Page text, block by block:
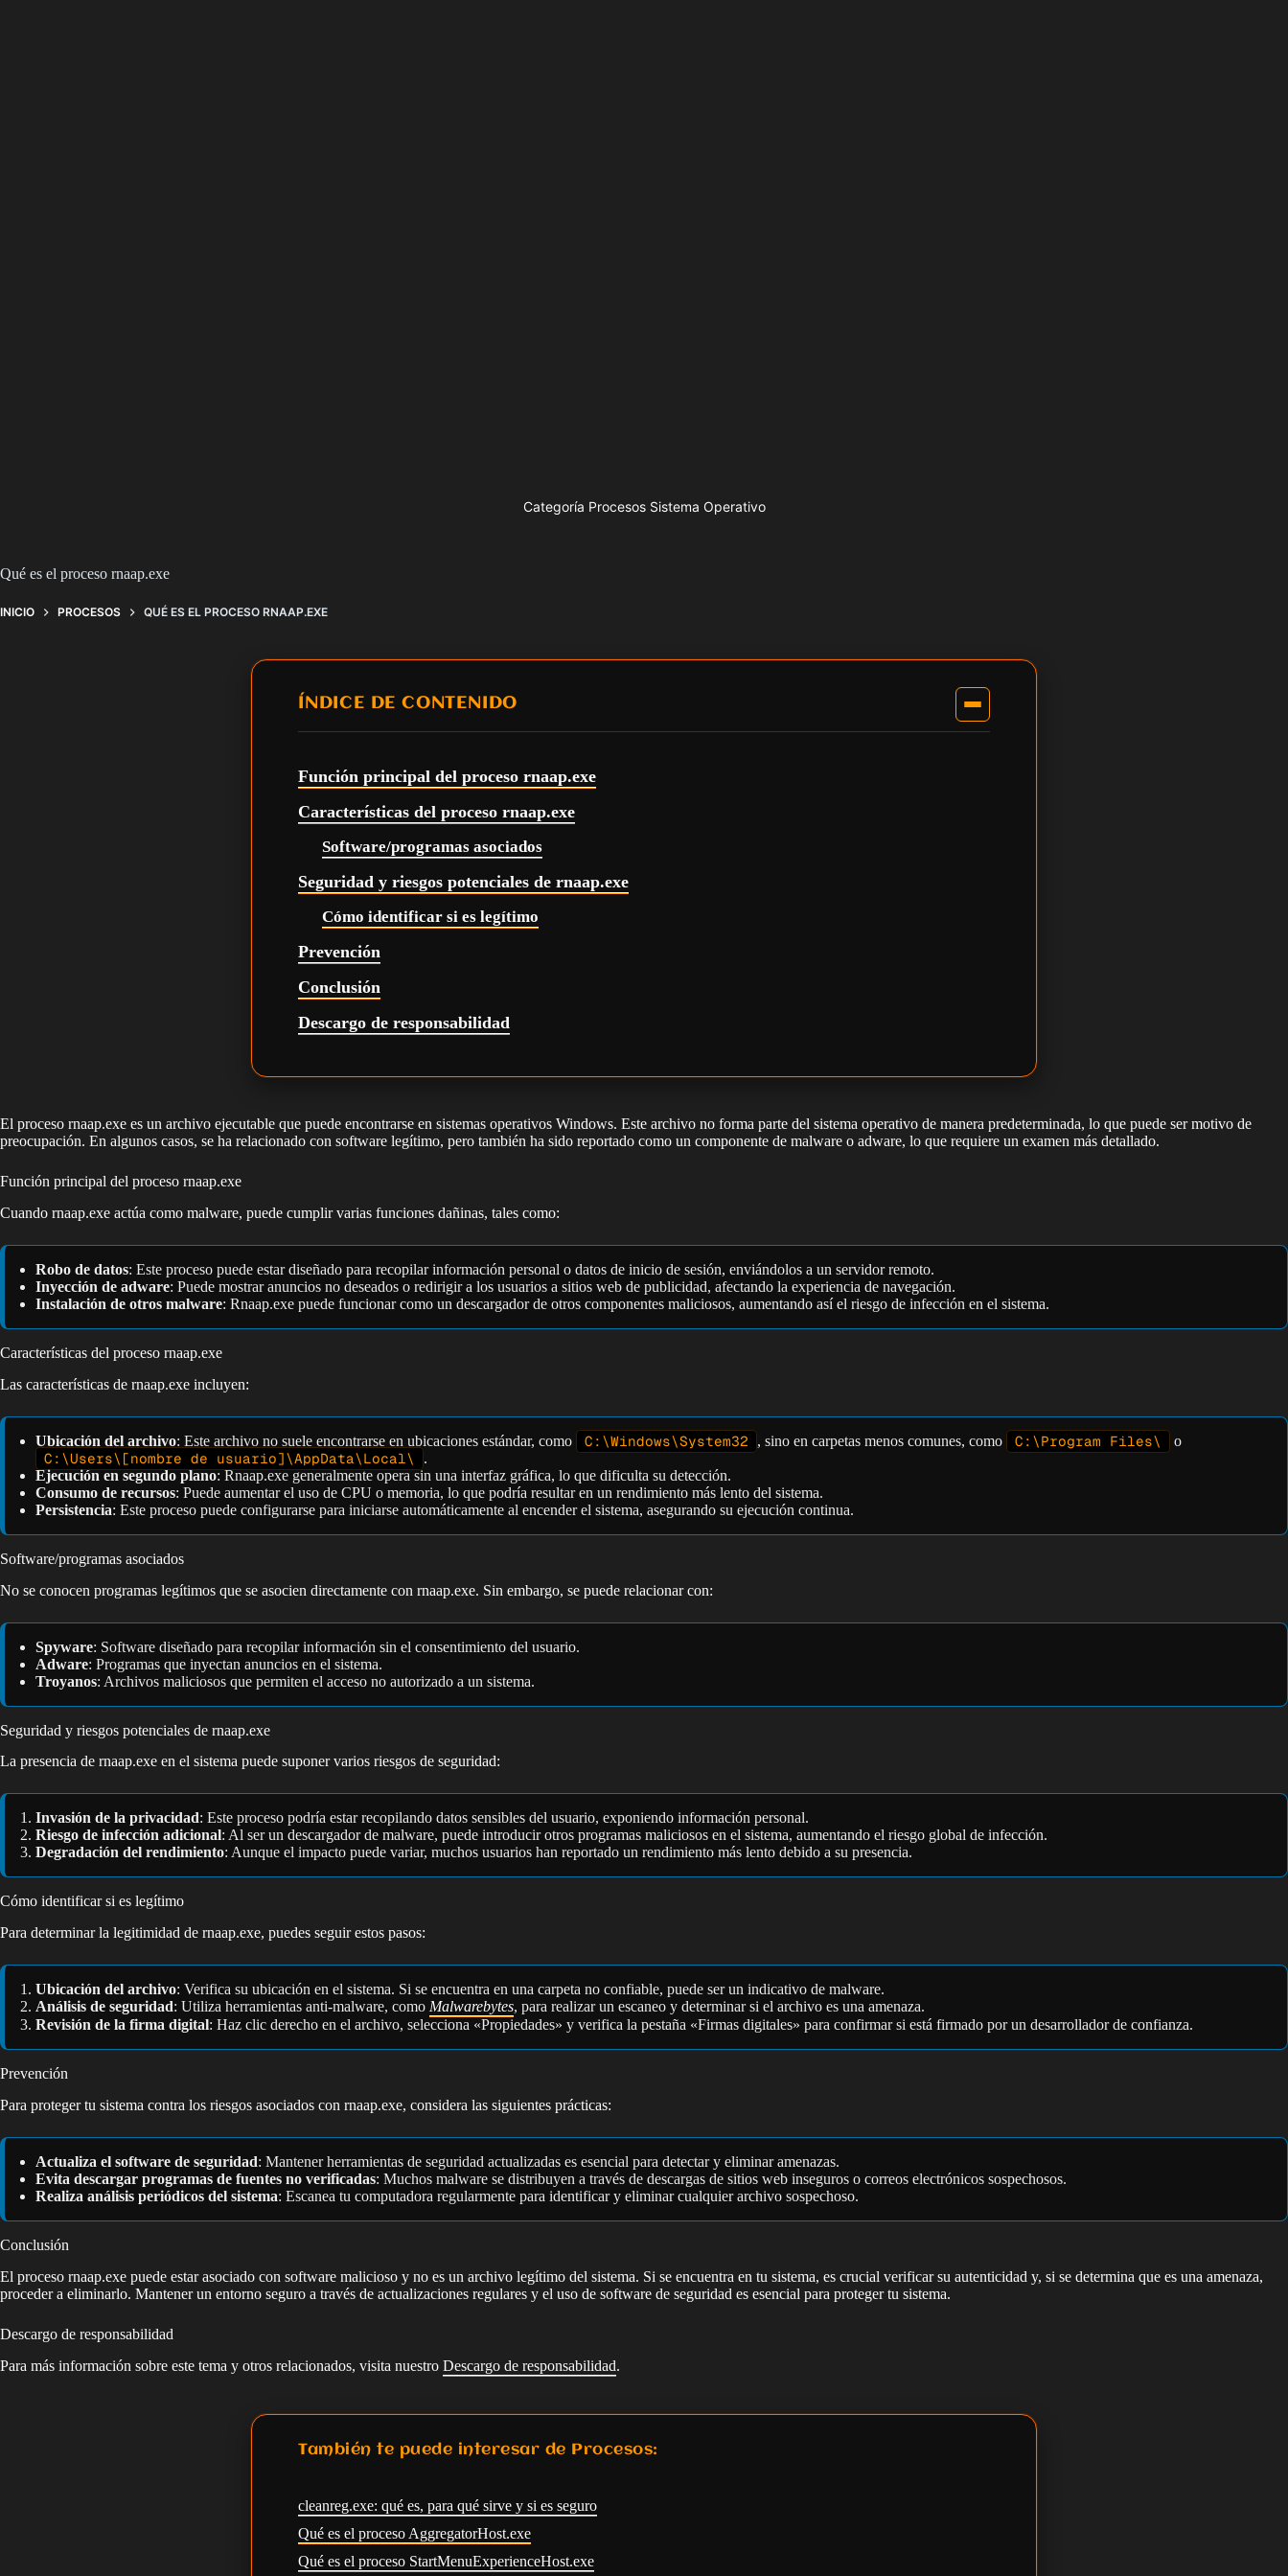
Categoría Procesos Sistema Operativo
Qué es el proceso rnaap.exe
INICIO PROCESOS QUÉ ES EL PROCESO RNAAP.EXE
ÍNDICE DE CONTENIDO
Función principal del proceso rnaap.exe
Características del proceso rnaap.exe
Software/programas asociados
Seguridad y riesgos potenciales de rnaap.exe
Cómo identificar si es legítimo
Prevención
Conclusión
Descargo de responsabilidad
El proceso rnaap.exe es un archivo ejecutable que puede encontrarse en sistemas operativos Windows. Este archivo no forma parte del sistema operativo de manera predeterminada, lo que puede ser motivo de
preocupación. En algunos casos, se ha relacionado con software legítimo, pero también ha sido reportado como un componente de malware o adware, lo que requiere un examen más detallado.
Función principal del proceso rnaap.exe
Cuando rnaap.exe actúa como malware, puede cumplir varias funciones dañinas, tales como:
Robo de datos: Este proceso puede estar diseñado para recopilar información personal o datos de inicio de sesión, enviándolos a un servidor remoto.
Inyección de adware: Puede mostrar anuncios no deseados o redirigir a los usuarios a sitios web de publicidad, afectando la experiencia de navegación.
Instalación de otros malware: Rnaap.exe puede funcionar como un descargador de otros componentes maliciosos, aumentando así el riesgo de infección en el sistema.
Características del proceso rnaap.exe
Las características de rnaap.exe incluyen:
Ubicación del archivo: Este archivo no suele encontrarse en ubicaciones estándar, como C:\Windows\System32 , sino en carpetas menos comunes, como C:\Program Files\ o
C:\Users\[nombre de usuario]\AppData\Local\
.
Ejecución en segundo plano: Rnaap.exe generalmente opera sin una interfaz gráfica, lo que dificulta su detección.
Consumo de recursos: Puede aumentar el uso de CPU o memoria, lo que podría resultar en un rendimiento más lento del sistema.
Persistencia: Este proceso puede configurarse para iniciarse automáticamente al encender el sistema, asegurando su ejecución continua.
Software/programas asociados
No se conocen programas legítimos que se asocien directamente con rnaap.exe. Sin embargo, se puede relacionar con:
Spyware: Software diseñado para recopilar información sin el consentimiento del usuario.
Adware: Programas que inyectan anuncios en el sistema.
Troyanos: Archivos maliciosos que permiten el acceso no autorizado a un sistema.
Seguridad y riesgos potenciales de rnaap.exe
La presencia de rnaap.exe en el sistema puede suponer varios riesgos de seguridad:
Invasión de la privacidad: Este proceso podría estar recopilando datos sensibles del usuario, exponiendo información personal.
Riesgo de infección adicional: Al ser un descargador de malware, puede introducir otros programas maliciosos en el sistema, aumentando el riesgo global de infección.
Degradación del rendimiento: Aunque el impacto puede variar, muchos usuarios han reportado un rendimiento más lento debido a su presencia.
Cómo identificar si es legítimo
Para determinar la legitimidad de rnaap.exe, puedes seguir estos pasos:
Ubicación del archivo: Verifica su ubicación en el sistema. Si se encuentra en una carpeta no confiable, puede ser un indicativo de malware.
Análisis de seguridad: Utiliza herramientas anti-malware, como Malwarebytes, para realizar un escaneo y determinar si el archivo es una amenaza.
Revisión de la firma digital: Haz clic derecho en el archivo, selecciona «Propiedades» y verifica la pestaña «Firmas digitales» para confirmar si está firmado por un desarrollador de confianza.
Prevención
Para proteger tu sistema contra los riesgos asociados con rnaap.exe, considera las siguientes prácticas:
Actualiza el software de seguridad: Mantener herramientas de seguridad actualizadas es esencial para detectar y eliminar amenazas.
Evita descargar programas de fuentes no verificadas: Muchos malware se distribuyen a través de descargas de sitios web inseguros o correos electrónicos sospechosos.
Realiza análisis periódicos del sistema: Escanea tu computadora regularmente para identificar y eliminar cualquier archivo sospechoso.
Conclusión
El proceso rnaap.exe puede estar asociado con software malicioso y no es un archivo legítimo del sistema. Si se encuentra en tu sistema, es crucial verificar su autenticidad y, si se determina que es una amenaza,
proceder a eliminarlo. Mantener un entorno seguro a través de actualizaciones regulares y el uso de software de seguridad es esencial para proteger tu sistema.
Descargo de responsabilidad
Para más información sobre este tema y otros relacionados, visita nuestro Descargo de responsabilidad.
También te puede interesar de Procesos:
cleanreg.exe: qué es, para qué sirve y si es seguro
Qué es el proceso AggregatorHost.exe
Qué es el proceso StartMenuExperienceHost.exe